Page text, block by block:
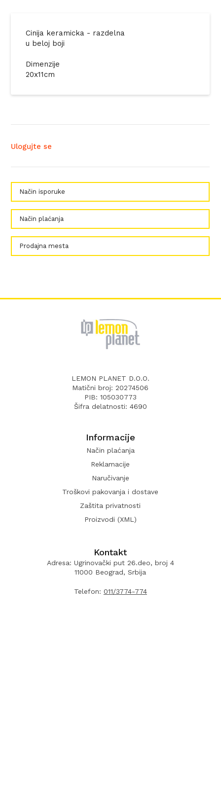
Cinija keramicka - razdelna
u beloj boji
Dimenzije
20x11cm
Ulogujte se
Način isporuke
Način plaćanja
Prodajna mesta
LEMON PLANET D.O.O.
Matični broj: 20274506
PIB: 105030773
Šifra delatnosti: 4690
Informacije
Način plaćanja
Reklamacije
Naručivanje
Troškovi pakovanja i dostave
Zaštita privatnosti
Proizvodi (XML)
Kontakt
Adresa: Ugrinovački put 26.deo, broj 4
11000 Beograd, Srbija
Telefon: 011/3774-774